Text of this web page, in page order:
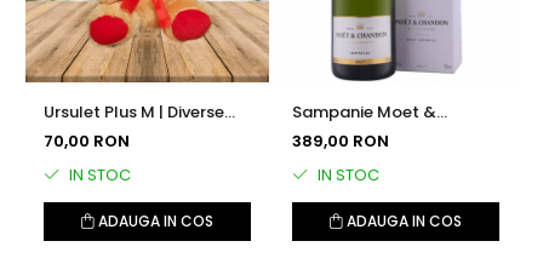
Ursulet Plus M | Diverse
Culori
70,00 RON
IN STOC
ADAUGA IN COS
Sampanie Moet &
Chandon Brut Imperial,
389,00 RON
IN STOC
ADAUGA IN COS